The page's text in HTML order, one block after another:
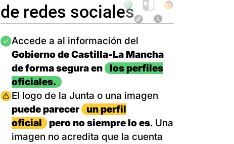
de redes sociales
Imagen
Accede a al información del
Gobierno de Castilla-La Mancha
de forma segura en
los perfiles
oficiales.
Imagen
El logo de la Junta o una imagen
puede parecer
un perfil
oficial
pero no siempre lo es. Una
imagen no acredita que la cuenta